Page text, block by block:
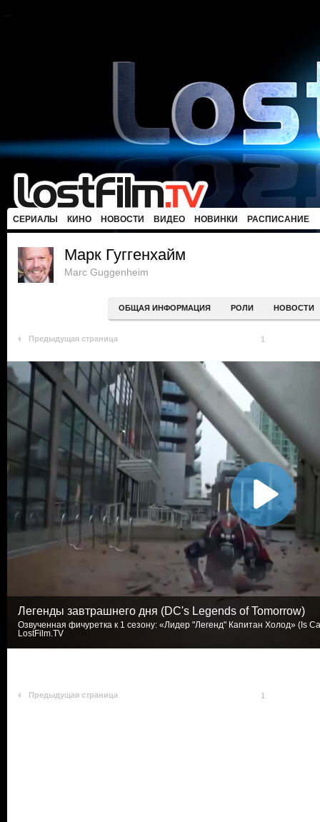
СЕРИАЛЫ КИНО НОВОСТИ ВИДЕО НОВИНКИ РАСПИСАНИЕ
Марк Гуггенхайм
Marc Guggenheim
ОБЩАЯ ИНФОРМАЦИЯ РОЛИ НОВОСТИ
Предыдущая страница 1
Легенды завтрашнего дня (DC's Legends of Tomorrow)
Озвученная фичуретка к 1 сезону: «Лидер "Легенд" Капитан Холод» (Is
LostFilm.TV
Предыдущая страница 1